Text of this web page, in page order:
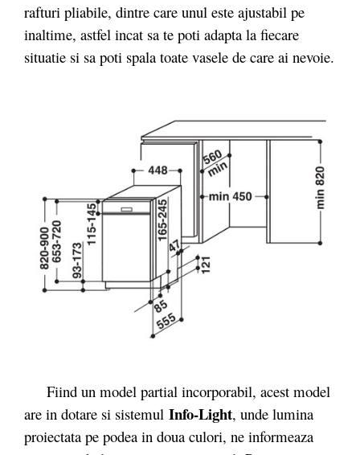
rafturi pliabile, dintre care unul este ajustabil pe
inaltime, astfel incat sa te poti adapta la fiecare
situatie si sa poti spala toate vasele de care ai nevoie.
Fiind un model partial incorporabil, acest model
are in dotare si sistemul Info-Light, unde lumina
proiectata pe podea in doua culori, ne informeaza